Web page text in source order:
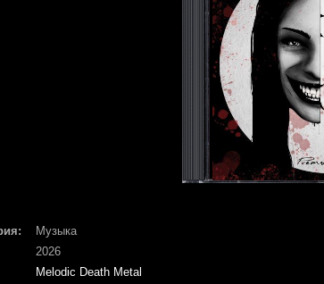
Музыка
2026
Melodic Death Metal